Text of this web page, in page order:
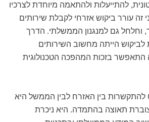
להתייעלות ולהתאמה מיוחדת לצרכיו
זה עורר ביקוש אזרחי לקבלת שירותים
וחלחל גם למנגנון הממשלתי. הדרך
לביקוש הייתה מחשוב השירותים
התאפשר בזכות המהפכה הטכנולוגית
להתקשרות בין האזרח לבין הממשל היא
תאוצה בהתמדה. היא ניכרת